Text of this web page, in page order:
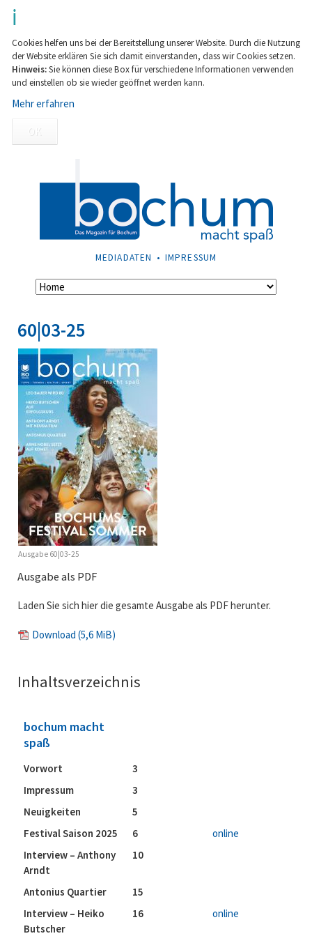
Cookies helfen uns bei der Bereitstellung unserer Website. Durch die Nutzung
der Website erklären Sie sich damit einverstanden, dass wir Cookies setzen.
Hinweis:Sie können diese Box für verschiedene Informationen verwenden
und einstellen ob sie wieder geöffnet werden kann.
Mehr erfahren
OK
NAVIGATION
MEDIADATEN IMPRESSUM
Navigation
60|03-25
Ausgabe 60|03-25
Ausgabe als PDF
Laden Sie sich hier die gesamte Ausgabe als PDF herunter.
Download (5,6 MiB)
Inhaltsverzeichnis
bochum macht
spaß
Vorwort
3
Impressum
3
Neuigkeiten
5
Festival Saison 2025
6
online
Interview – Anthony
Arndt
10
Antonius Quartier
15
Interview – Heiko
Butscher
16 online